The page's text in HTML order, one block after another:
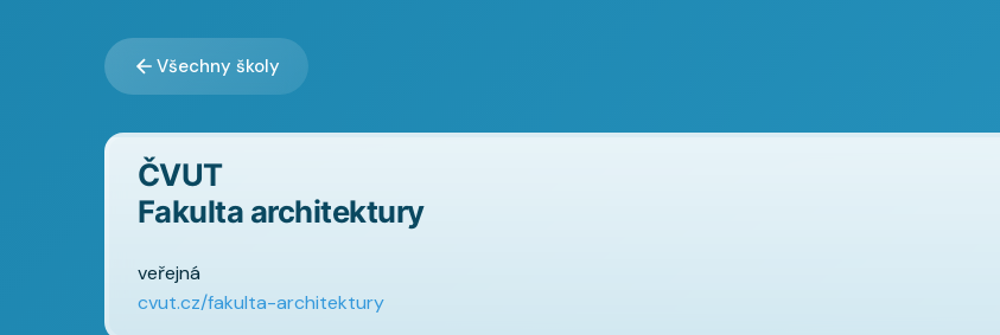
Všechny školy
ČVUT
Fakulta architektury
veřejná
cvut.cz/fakulta-architektury